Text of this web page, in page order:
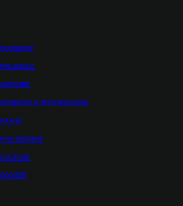
ÉCONOMIE
POLITIQUE
HISTOIRE
SCIENCES & TECHNOLOGIES
SANTÉ
PHILOSOPHIE
CULTURE
SOCIÉTÉ